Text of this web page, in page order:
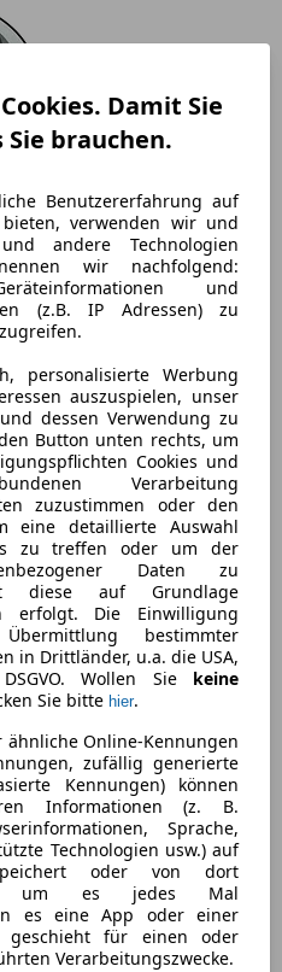
Damit Sie
brauchen.
Benutzererfahrung auf
verwenden wir und
andere Technologien
wir nachfolgend:
und
(z.B. IP Adressen) zu
personalisierte Werbung
auszuspielen, unser
dessen Verwendung zu
Button unten rechts, um
Cookies und
Verarbeitung
zuzustimmen oder den
eine detaillierte Auswahl
zu treffen oder um der
Daten zu
diese auf Grundlage
erfolgt. Die Einwilligung
bestimmter
in Drittländer, u.a. die USA,
Wollen Sie keine
Sie bitte hier.
ähnliche Online-Kennungen
zufällig generierte
Kennungen) können
Informationen (z. B.
Sprache,
Technologien usw.) auf
oder von dort
um es jedes Mal
es eine App oder einer
geschieht für einen oder
Verarbeitungszwecke.